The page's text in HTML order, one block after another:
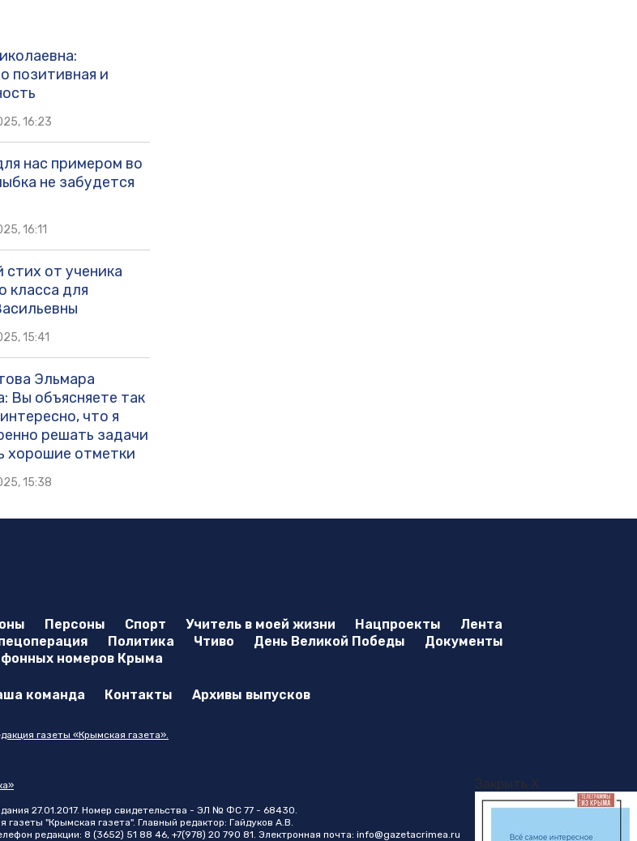
позитивная и
16:23
нас примером во
не забудется
16:11
стих от ученика
класса для
15:41
Эльмара
Вы объясняете так
что я
решать задачи
хорошие отметки
15:38
Закрыть X
Персоны Спорт Учитель в моей жизни Нацпроекты
Лента
Политика Чтиво День Великой Победы
Документы
номеров Крыма
команда Контакты Архивы выпусков
газеты «Крымская газета».
27.01.2017. Номер свидетельства - ЭЛ № ФС 77 - 68430.
"Крымская газета". Главный редактор: Гайдуков А.В.
редакции: 8 (3652) 51 88 46, +7(978) 20 790 81. Электронная почта: info@gazetacrimea.ru